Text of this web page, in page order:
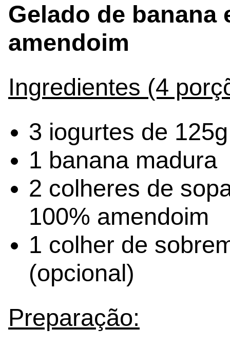
Gelado de banana
amendoim
Ingredientes (4
3 iogurtes de
1 banana madura
2 colheres de
100% amendoim
1 colher de
(opcional)
Preparação: